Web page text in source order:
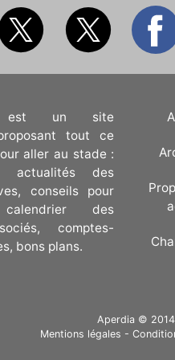
est un site
tout ce
aller au stade :
actualités des
conseils pour
des
comptes-
bons plans.
Aperdia ©
Mentions légales -